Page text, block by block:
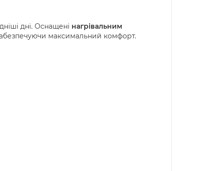
дні. Оснащені нагрівальним
максимальний комфорт.